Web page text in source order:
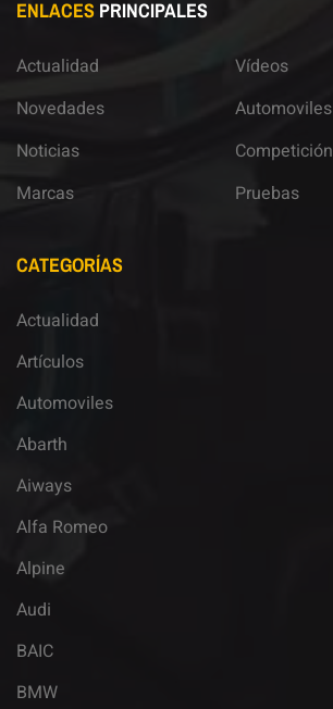
ENLACES PRINCIPALES
Actualidad
Novedades
Noticias
Marcas
Vídeos
Automoviles
Competición
Pruebas
CATEGORÍAS
Actualidad
Artículos
Automoviles
Abarth
Aiways
Alfa Romeo
Alpine
Audi
BAIC
BMW